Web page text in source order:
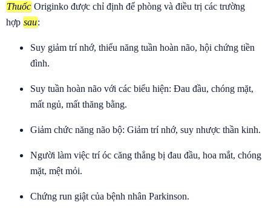
Thuốc Originko được chỉ định để phòng và điều trị các trường
hợp sau:
Suy giảm trí nhớ, thiểu năng tuần hoàn não, hội chứng tiền
đình.
Suy tuần hoàn não với các biểu hiện: Đau đầu, chóng mặt,
mất ngủ, mất thăng bằng.
Giảm chức năng não bộ: Giảm trí nhớ, suy nhược thần kinh.
Người làm việc trí óc căng thẳng bị đau đầu, hoa mắt, chóng
mặt, mệt mỏi.
Chứng run giật của bệnh nhân Parkinson.